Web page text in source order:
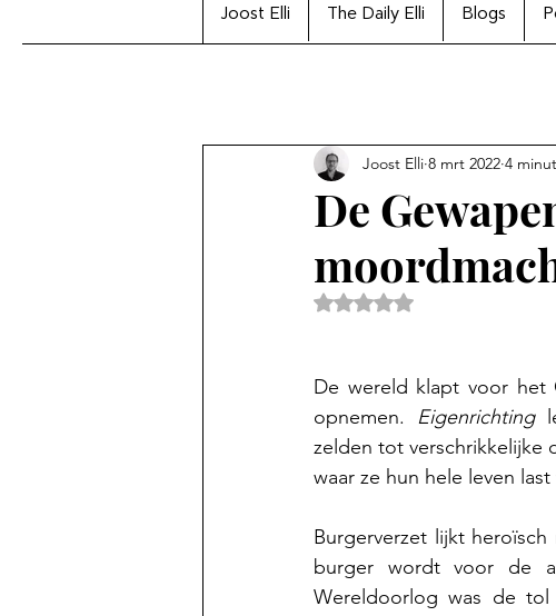
Joost Elli The Daily Elli Blogs
De
Joost Elli 8 mrt 2022 4
Beoordeeld met NaN uit 5
De wereld klapt voor het
opnemen. Eigenrichting
zelden tot verschrikkelijke
waar ze hun hele leven
Burgerverzet lijkt
burger wordt voor de
Wereldoorlog was de tol